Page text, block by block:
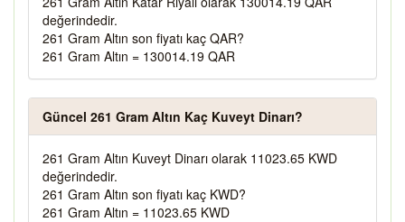
değerindedir.
261 Gram Altın son fiyatı kaç QAR?
261 Gram Altın = 130014.19 QAR
Güncel 261 Gram Altın Kaç Kuveyt Dinarı?
261 Gram Altın Kuveyt Dinarı olarak 11023.65 KWD
değerindedir.
261 Gram Altın son fiyatı kaç KWD?
261 Gram Altın = 11023.65 KWD